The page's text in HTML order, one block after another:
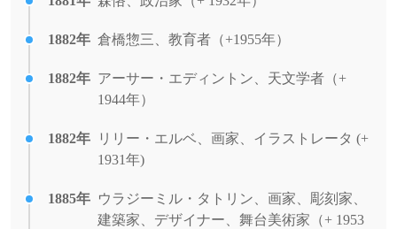
1882年 倉橋惣三、教育者（+1955年）
1882年 アーサー・エディントン、天文学者（+
1944年）
1882年
リリー・エルベ、画家、イラストレータ (+
1931年)
1885年 ウラジーミル・タトリン、画家、彫刻家、
建築家、デザイナー、舞台美術家（+ 1953